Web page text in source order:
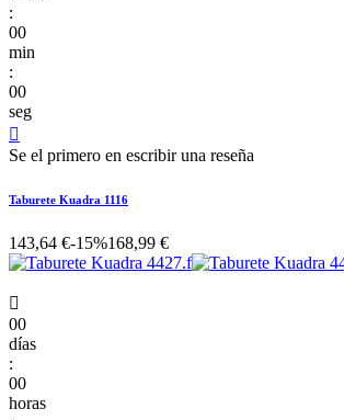
:
00
min
:
00
seg

Se el primero en escribir una reseña
Taburete Kuadra 1116
143,64 €-15%168,99 €

00
días
:
00
horas